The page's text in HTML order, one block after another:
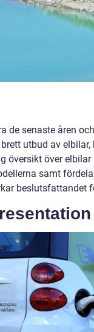
de senaste åren
utbud av
översikt över
samt
beslutsfattandet